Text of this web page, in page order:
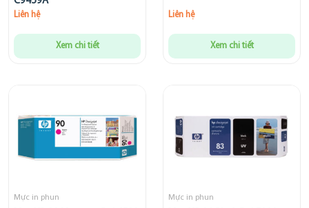
Liên hệ
Xem chi tiết
Liên hệ
Xem chi tiết
Mực in phun Mực in phun